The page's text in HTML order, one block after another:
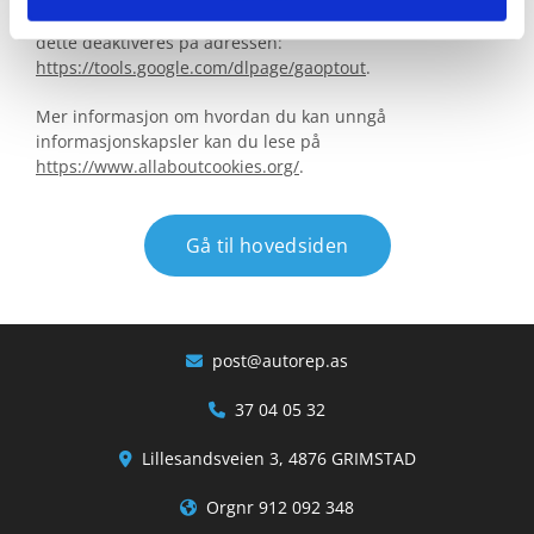
Hvis du ikke ønsker å bli sporet av Google Analytics kan
dette deaktiveres på adressen:
https://tools.google.com/dlpage/gaoptout.
Mer informasjon om hvordan du kan unngå
informasjonskapsler kan du lese på
https://www.allaboutcookies.org/.
Gå til hovedsiden
 post@autorep.as
 37 04 05 32
 Lillesandsveien 3, 4876 GRIMSTAD
 Orgnr 912 092 348